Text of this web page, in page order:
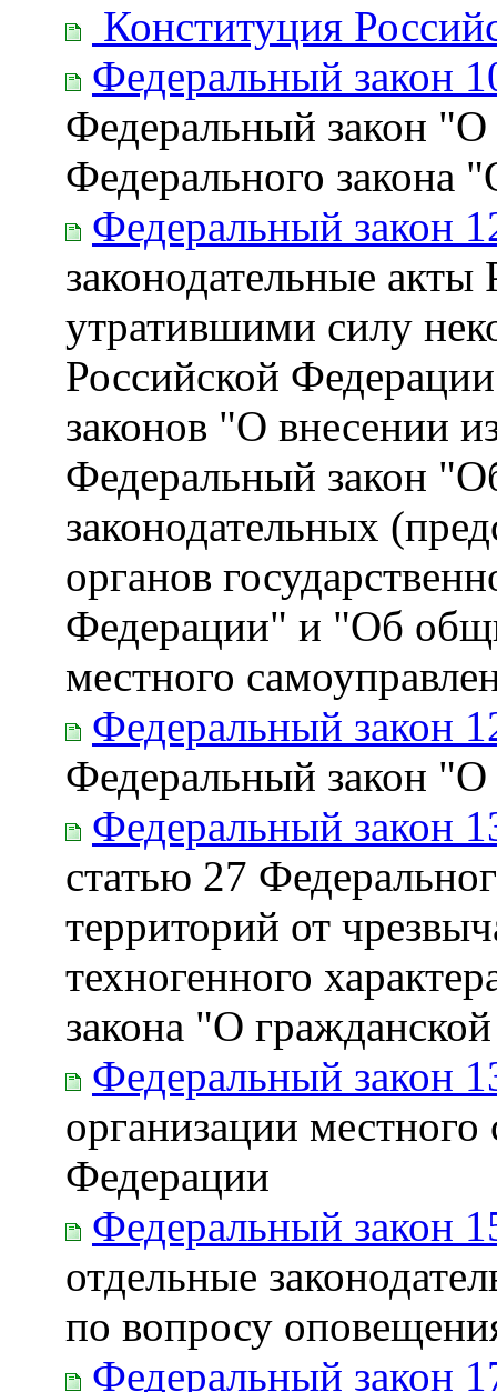
Конституция
Федеральный закон
Федеральный закон "О
Федерального закона
Федеральный закон
законодательные
утратившими силу
Российской
законов "О внесении
Федеральный закон
законодательных
органов
Федерации" и "Об
местного
Федеральный закон
Федеральный закон
Федеральный закон
статью 27
территорий от
техногенного
закона "О
Федеральный закон
организации
Федерации
Федеральный закон
отдельные
по вопросу
Федеральный закон